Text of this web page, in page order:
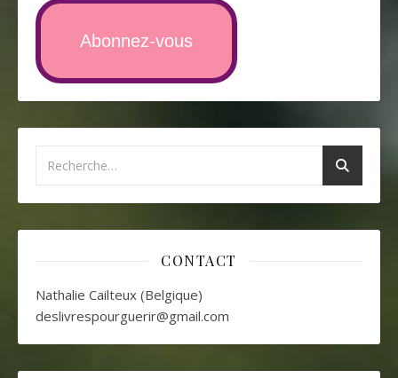
Abonnez-vous
CONTACT
Nathalie Cailteux (Belgique)
deslivrespourguerir@gmail.com